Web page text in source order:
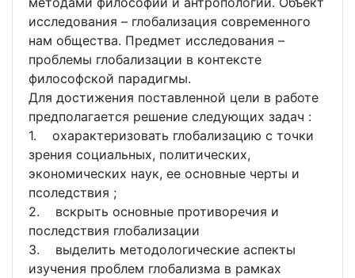
исследования – глобализация современного
нам общества. Предмет исследования –
проблемы глобализации в контексте
философской парадигмы.
Для достижения поставленной цели в работе
предполагается решение следующих задач :
1. охарактеризовать глобализацию с точки
зрения социальных, политических,
экономических наук, ее основные черты и
псоледствия ;
2. вскрыть основные противоречия и
последствия глобализации
3. выделить методологические аспекты
изучения проблем глобализма в рамках